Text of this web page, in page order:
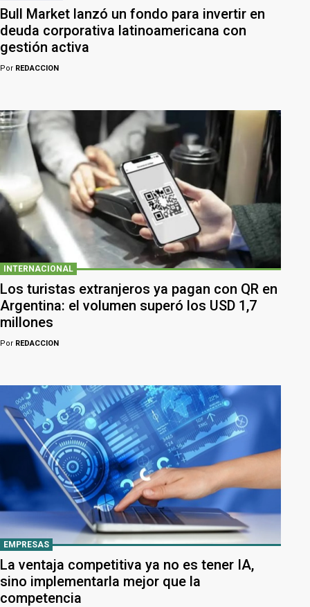
Bull Market lanzó un fondo para invertir en
deuda corporativa latinoamericana con
gestión activa
Por REDACCION
INTERNACIONAL
Los turistas extranjeros ya pagan con QR en
Argentina: el volumen superó los USD 1,7
millones
Por REDACCION
EMPRESAS
La ventaja competitiva ya no es tener IA,
sino implementarla mejor que la
competencia